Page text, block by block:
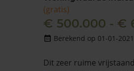
(gratis)
€ 500.000 - €
Berekend op 01-01-2021
Dit zeer ruime